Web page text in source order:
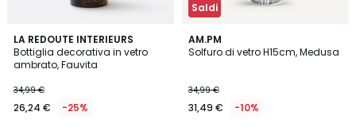
LA REDOUTE INTERIEURS
Bottiglia decorativa in vetro
ambrato, Fauvita
34,99 €
26,24 € -25%
5
/
5
Saldi
AM.PM
Solfuro di vetro H15cm, Medusa
34,99 €
31,49 € -10%
4,6
/ 5